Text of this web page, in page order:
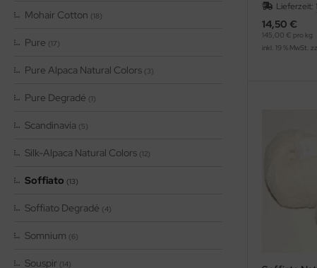
Mohair Cotton (18)
Pure (17)
Pure Alpaca Natural Colors (3)
Pure Degradé (1)
Scandinavia (5)
Silk-Alpaca Natural Colors (12)
Soffiato (13)
Soffiato Degradé (4)
Somnium (6)
Souspir (14)
Lieferzeit:
14,50 €
145,00 € pro kg
inkl. 19 % MwSt.